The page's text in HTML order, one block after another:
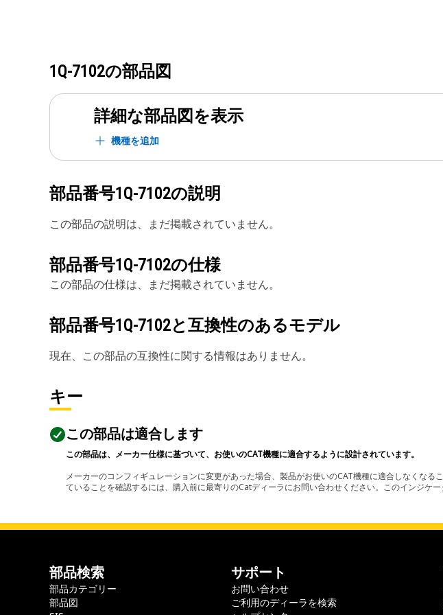
1Q-7102の部品図
詳細な部品図を表示
機種を追加
部品番号1Q-7102の説明
この部品の説明は、まだ掲載されていません。
部品番号1Q-7102の仕様
この部品の仕様は、まだ掲載されていません。
部品番号1Q-7102と互換性のあるモデル
現在、この部品の互換性に関する情報はありません。
キー
この部品は適合します
この部品は、メーカー仕様に基づいて、お使いのCAT機種に適合するように設計されています。
メーカーのコンフィギュレーションに変更があった場合、製品がお使いのCAT機種に適合しなくな
ていることを確認するには、購入前に最寄りのCatディーラにお問い合わせください。このインジケ
部品検索
部品カテゴリー
部品図
サポート
お問い合わせ
ご利用のディーラを検索